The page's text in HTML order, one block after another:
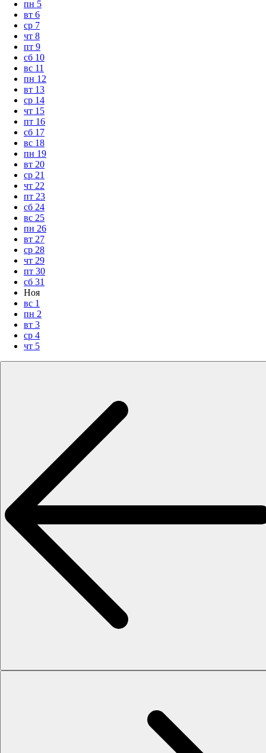
пн 5
вт 6
ср 7
чт 8
пт 9
сб 10
вс 11
пн 12
вт 13
ср 14
чт 15
пт 16
сб 17
вс 18
пн 19
вт 20
ср 21
чт 22
пт 23
сб 24
вс 25
пн 26
вт 27
ср 28
чт 29
пт 30
сб 31
Ноя
вс 1
пн 2
вт 3
ср 4
чт 5